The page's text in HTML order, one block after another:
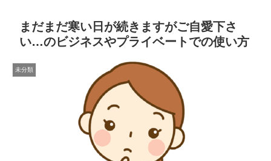
まだまだ寒い日が続きますがご自愛下さ
い…のビジネスやプライベートでの使い方
未分類